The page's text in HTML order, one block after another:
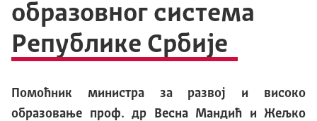
образовног система
Републике Србије
Помоћник министра за развој и високо
образовање проф. др Весна Мандић и Жељко